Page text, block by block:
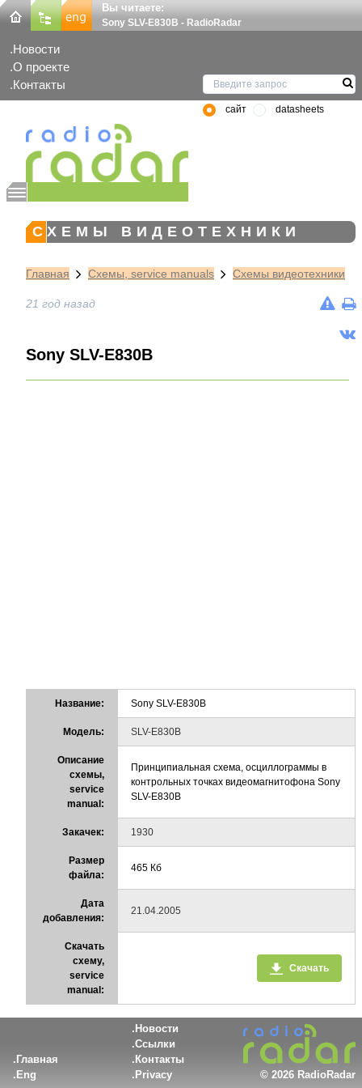
Вы читаете:
Sony SLV-E830B - RadioRadar
Новости
О проекте
Контакты
сайт datasheets
СХЕМЫ ВИДЕОТЕХНИКИ
Главная Схемы, service manuals Схемы видеотехники
21 год назад
Sony SLV-E830B
Название: Sony SLV-E830B
Модель: SLV-E830B
Описание
схемы,
service
manual:
Принципиальная схема, осциллограммы в
контрольных точках видеомагнитофона Sony
SLV-E830B
Закачек: 1930
Размер
файла:
465 Кб
Дата
добавления:
21.04.2005
Скачать
схему,
service
manual:
Скачать
Главная
Eng
Новости
Ссылки
Контакты
Privacy
© 2026 RadioRadar